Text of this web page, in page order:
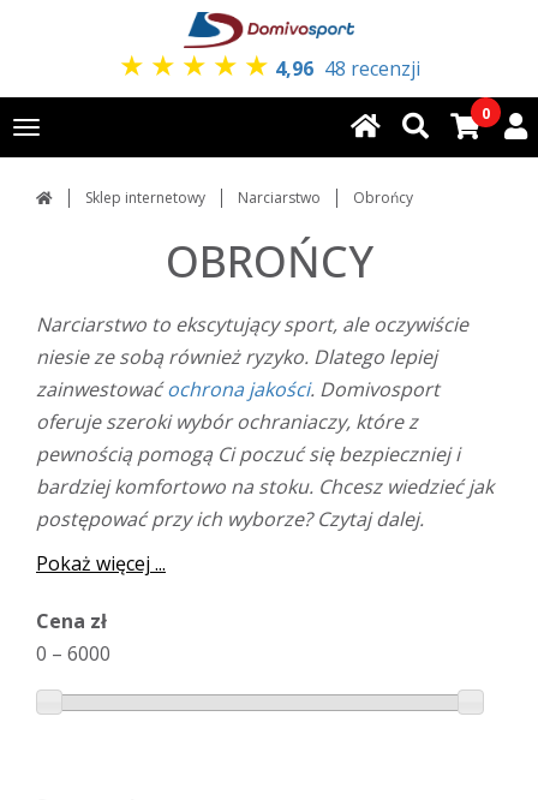
★ ★ ★ ★ ★ 4,96 48 recenzji
Toggle
navigation
0
Sklep internetowy Narciarstwo Obrońcy
OBROŃCY
Narciarstwo to ekscytujący sport, ale oczywiście
niesie ze sobą również ryzyko. Dlatego lepiej
zainwestowaćochrona jakości. Domivosport
oferuje szeroki wybór ochraniaczy, które z
pewnością pomogą Ci poczuć się bezpieczniej i
bardziej komfortowo na stoku. Chcesz wiedzieć jak
postępować przy ich wyborze? Czytaj dalej.
Pokaż więcej ...
Cena zł
0 – 6000